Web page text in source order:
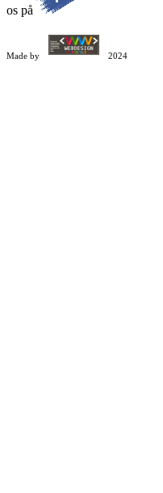
os på
Made by 2024